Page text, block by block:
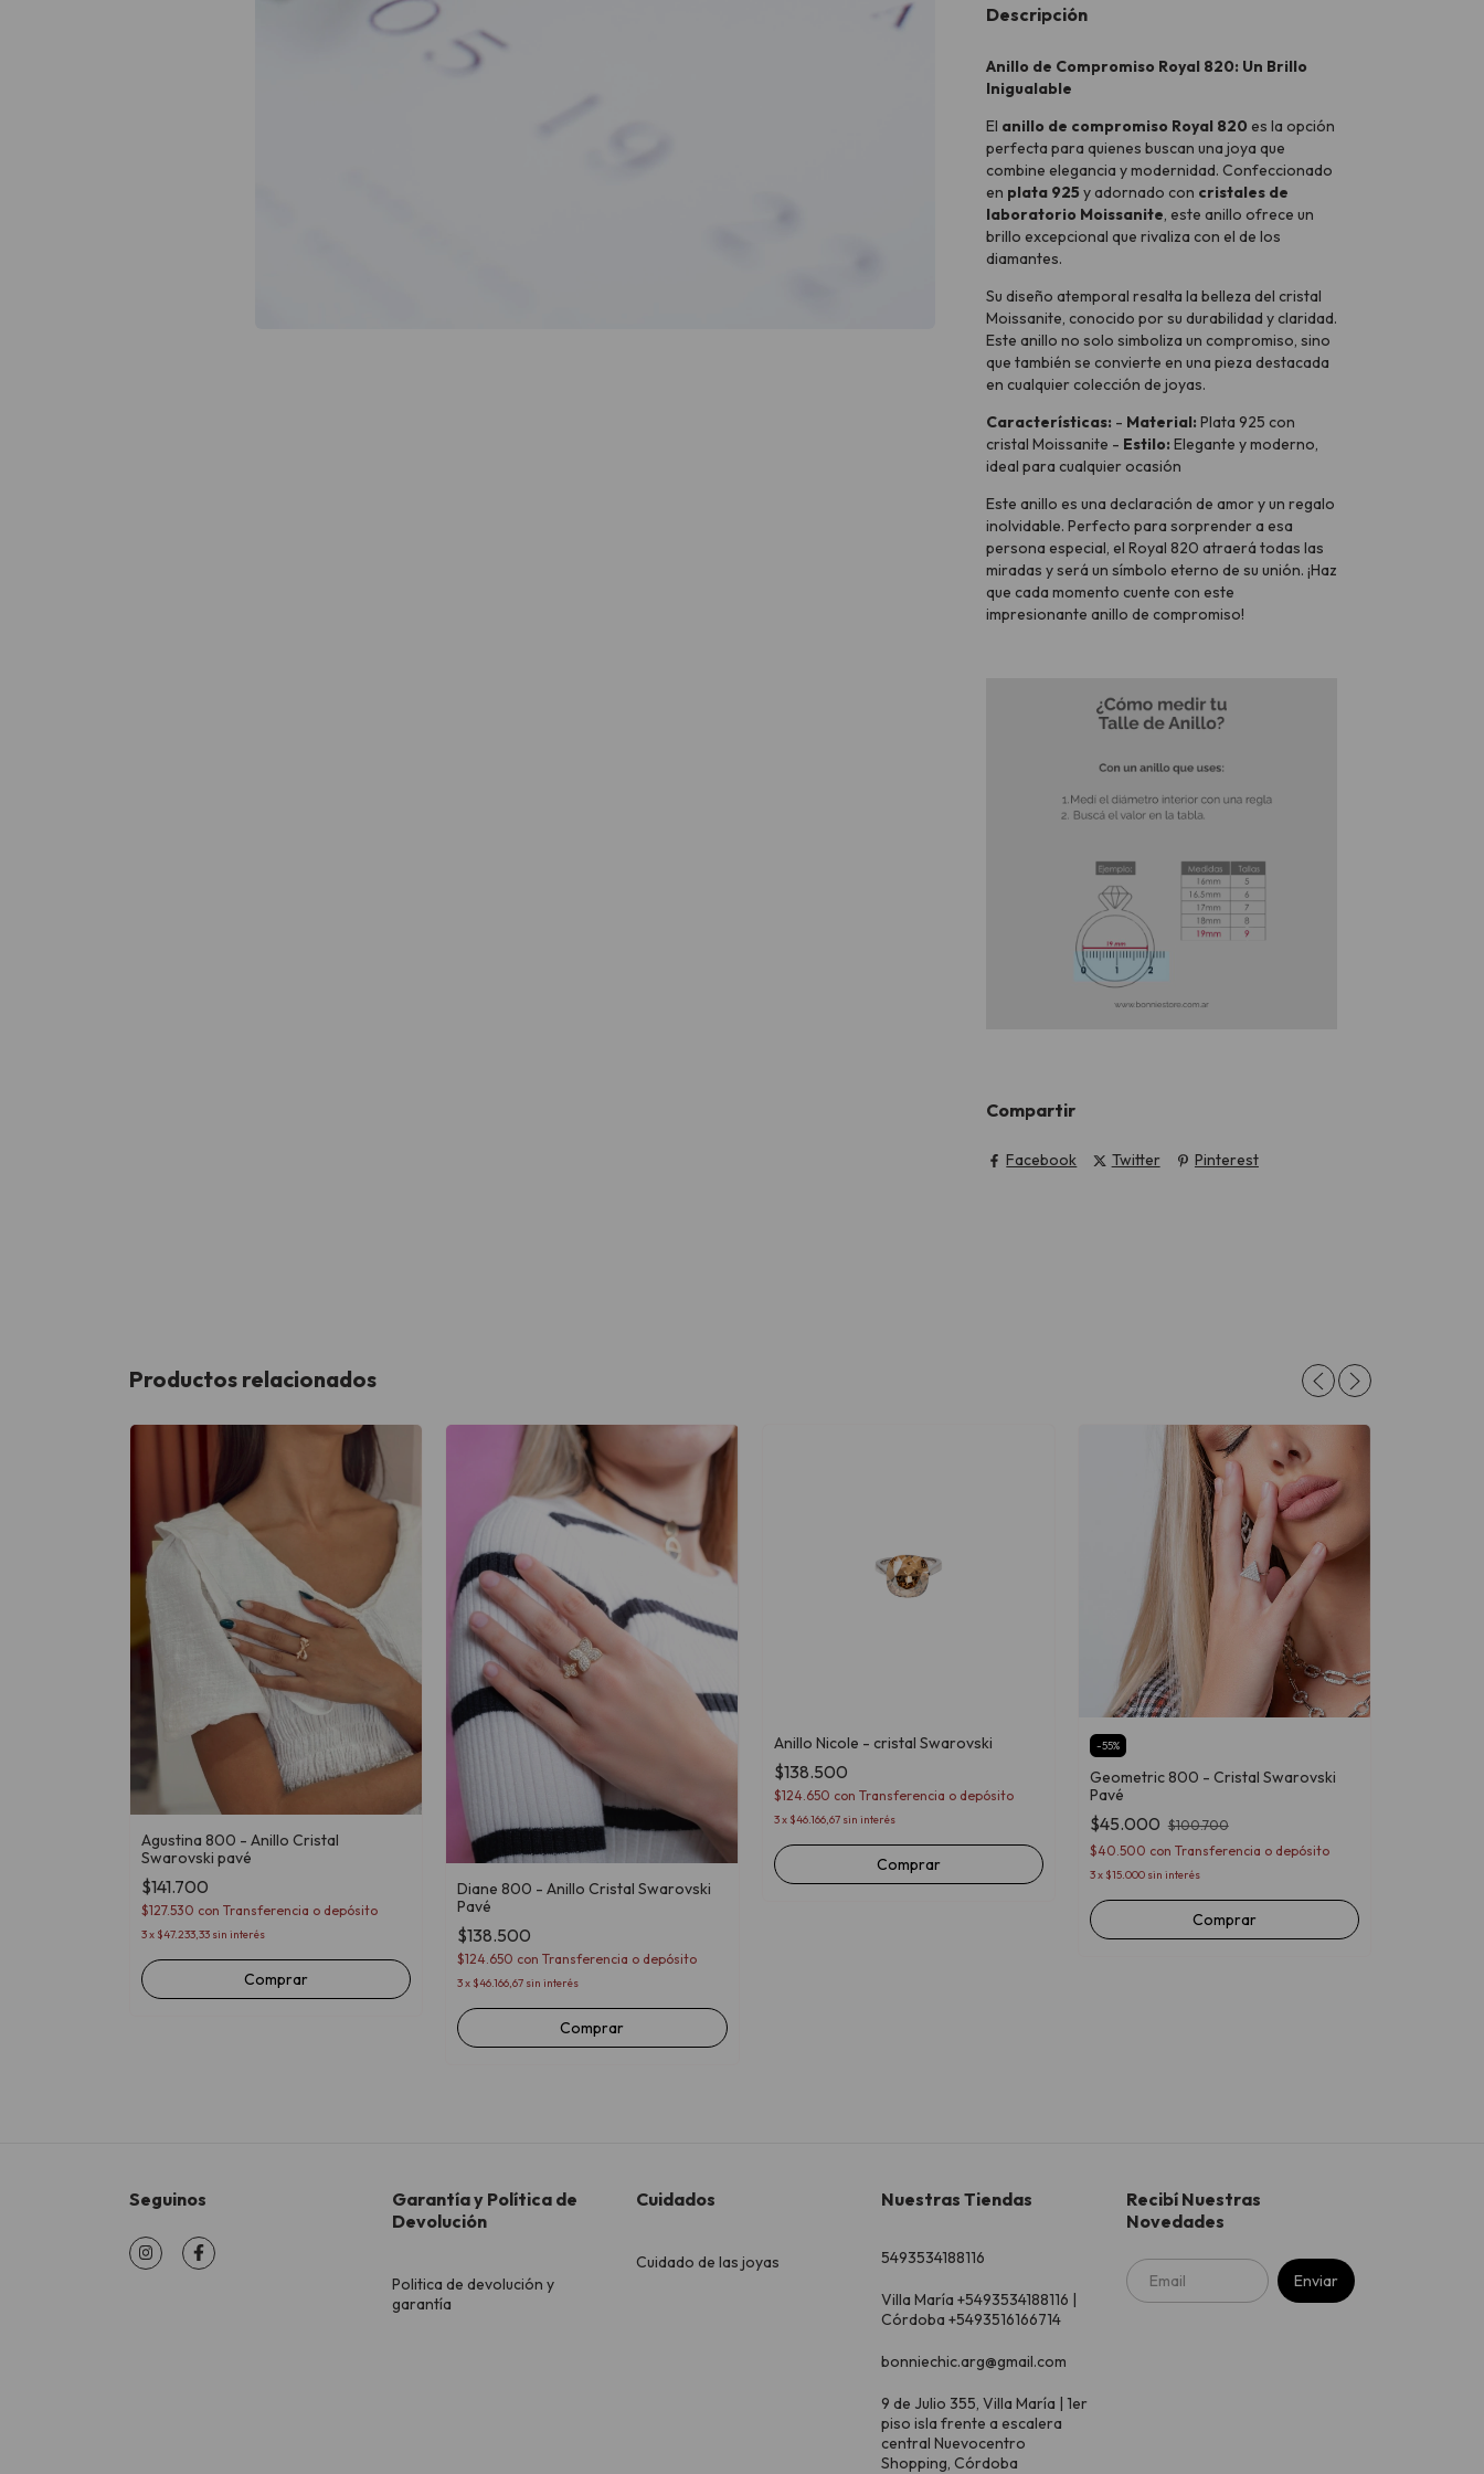
Descripción
Anillo de Compromiso Royal 820: Un Brillo
Inigualable
El anillo de compromiso Royal 820 es la opción
perfecta para quienes buscan una joya que
combine elegancia y modernidad. Confeccionado
en plata 925 y adornado con cristales de
laboratorio Moissanite, este anillo ofrece un
brillo excepcional que rivaliza con el de los
diamantes.
Su diseño atemporal resalta la belleza del cristal
Moissanite, conocido por su durabilidad y claridad.
Este anillo no solo simboliza un compromiso, sino
que también se convierte en una pieza destacada
en cualquier colección de joyas.
Características: - Material: Plata 925 con
cristal Moissanite - Estilo: Elegante y moderno,
ideal para cualquier ocasión
Este anillo es una declaración de amor y un regalo
inolvidable. Perfecto para sorprender a esa
persona especial, el Royal 820 atraerá todas las
miradas y será un símbolo eterno de su unión. ¡Haz
que cada momento cuente con este
impresionante anillo de compromiso!
Compartir
Facebook Twitter Pinterest
Productos relacionados
Agustina 800 - Anillo Cristal
Swarovski pavé
$141.700
$127.530 con Transferencia o depósito
3x $47.233,33 sin interés
Comprar
Diane 800 - Anillo Cristal Swarovski
Pavé
$138.500
$124.650 con Transferencia o depósito
3x $46.166,67 sin interés
Comprar
Anillo Nicole - cristal Swarovski
$138.500
$124.650 con Transferencia o depósito
3x $46.166,67 sin interés
Comprar
-55%
Geometric 800 - Cristal Swarovski
Pavé
$45.000 $100.700
$40.500 con Transferencia o depósito
3x $15.000 sin interés
Seguinos
Garantía y Política de
Devolución
Politica de devolución y
garantía
Cuidados
Cuidado de las joyas
Nuestras Tiendas
5493534188116
Villa María +5493534188116 |
Córdoba +5493516166714
bonniechic.arg@gmail.com
9 de Julio 355, Villa María | 1er
piso isla frente a escalera
central Nuevocentro
Shopping, Córdoba
Recibí Nuestras
Novedades